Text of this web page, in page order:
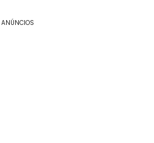
ANÚNCIOS